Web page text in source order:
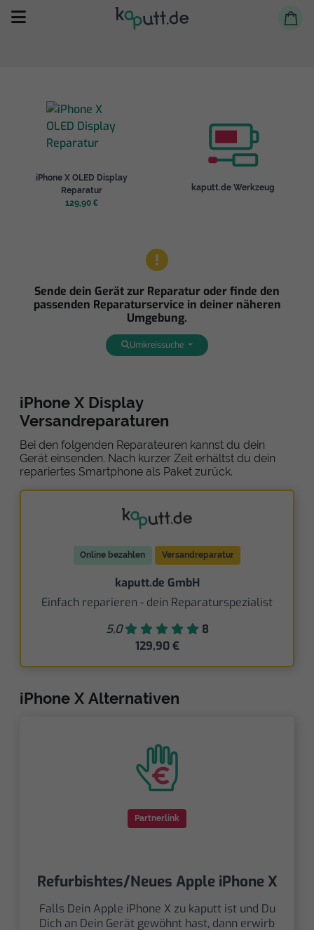
Selbst reparieren
Reparieren lassen
iPhone X OLED Display
Reparatur
129,90 €
kaputt.de Werkzeug
Sende dein Gerät zur Reparatur oder finde den
passenden Reparaturservice in deiner näheren
Umgebung.
Umkreissuche
iPhone X Display
Versandreparaturen
Bei den folgenden Reparateuren kannst du dein
Gerät einsenden. Nach kurzer Zeit erhältst du dein
repariertes Smartphone als Paket zurück.
Online bezahlen Versandreparatur
kaputt.de GmbH
Einfach reparieren - dein Reparaturspezialist
5,0
8
129,90 €
iPhone X Alternativen
Partnerlink
Refurbishtes/Neues Apple iPhone X
Falls Dein Apple iPhone X zu kaputt ist und Du
Dich an Dein Gerät gewöhnt hast, dann erwirb